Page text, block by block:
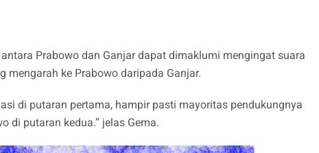
Prabowo dan Ganjar dapat dimaklumi mengingat suara
mengarah ke Prabowo daripada Ganjar.
di putaran pertama, hampir pasti mayoritas pendukungnya
di putaran kedua.” jelas Gema.